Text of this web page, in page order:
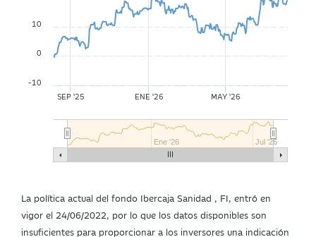
Ene '26 Jul '26
SEP '25 ENE '26 MAY '26
-10
0
10
La política actual del fondo Ibercaja Sanidad , FI, entró en
vigor el 24/06/2022, por lo que los datos disponibles son
insuficientes para proporcionar a los inversores una indicación